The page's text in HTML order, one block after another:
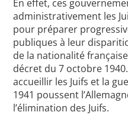
En effet, ces
administrativement les
pour préparer
publiques à leur
de la nationalité
décret du 7 octobre
accueillir les Juifs et la
1941 poussent
l’élimination des Juifs.